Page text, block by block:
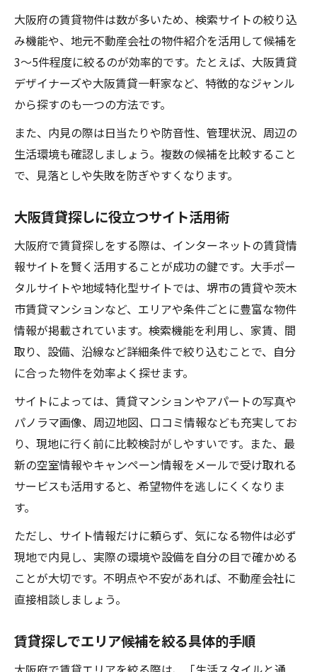
大阪府の賃貸物件は数が多いため、検索サイトの絞り込
み機能や、地元不動産会社の物件紹介を活用して候補を
3～5件程度に絞るのが効率的です。たとえば、大阪賃貸
デザイナーズや大阪賃貸一軒家など、特徴的なジャンル
から探すのも一つの方法です。
また、内見の際は日当たりや防音性、管理状況、周辺の
生活環境も確認しましょう。複数の候補を比較すること
で、見落としや失敗を防ぎやすくなります。
大阪賃貸探しに役立つサイト活用術
大阪府で賃貸探しをする際は、インターネットの賃貸情
報サイトを賢く活用することが成功の鍵です。大手ポー
タルサイトや地域特化型サイトでは、堺市の賃貸や茨木
市賃貸マンションなど、エリアや条件ごとに豊富な物件
情報が掲載されています。検索機能を利用し、家賃、間
取り、設備、沿線など詳細条件で絞り込むことで、自分
に合った物件を効率よく探せます。
サイトによっては、賃貸マンションやアパートの写真や
パノラマ画像、周辺地図、口コミ情報なども充実してお
り、現地に行く前に比較検討がしやすいです。また、最
新の空室情報やキャンペーン情報をメールで受け取れる
サービスも活用すると、希望物件を逃しにくくなりま
す。
ただし、サイト情報だけに頼らず、気になる物件は必ず
現地で内見し、実際の環境や設備を自分の目で確かめる
ことが大切です。不明点や不安があれば、不動産会社に
直接相談しましょう。
賃貸探しでエリア候補を絞る具体的手順